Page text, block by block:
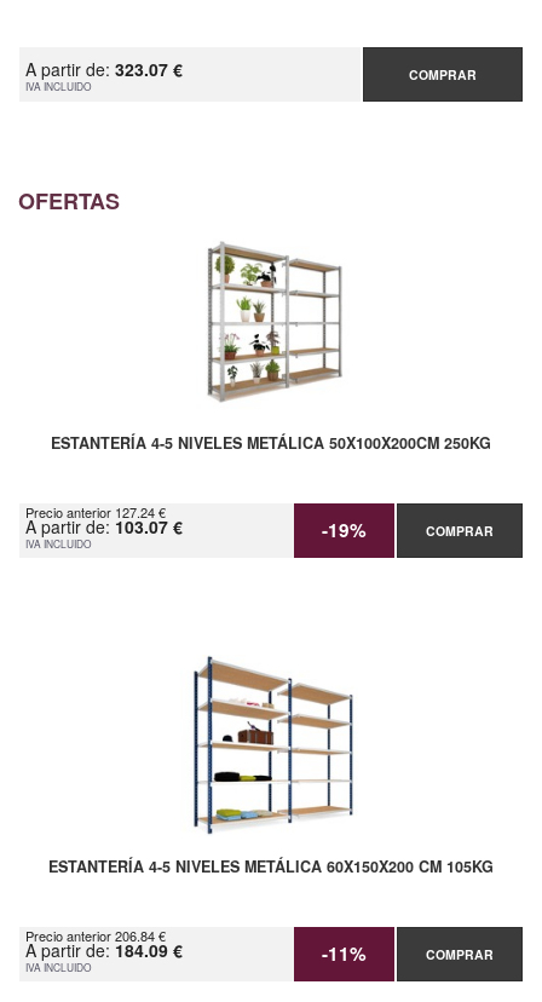
A partir de: 323.07 €
IVA INCLUIDO
COMPRAR
OFERTAS
ESTANTERÍA 4-5 NIVELES METÁLICA 50X100X200CM 250KG
Precio anterior 127.24 €
A partir de: 103.07 €
IVA INCLUIDO -19% COMPRAR
ESTANTERÍA 4-5 NIVELES METÁLICA 60X150X200 CM 105KG
Precio anterior 206.84 €
A partir de: 184.09 €
IVA INCLUIDO -11% COMPRAR